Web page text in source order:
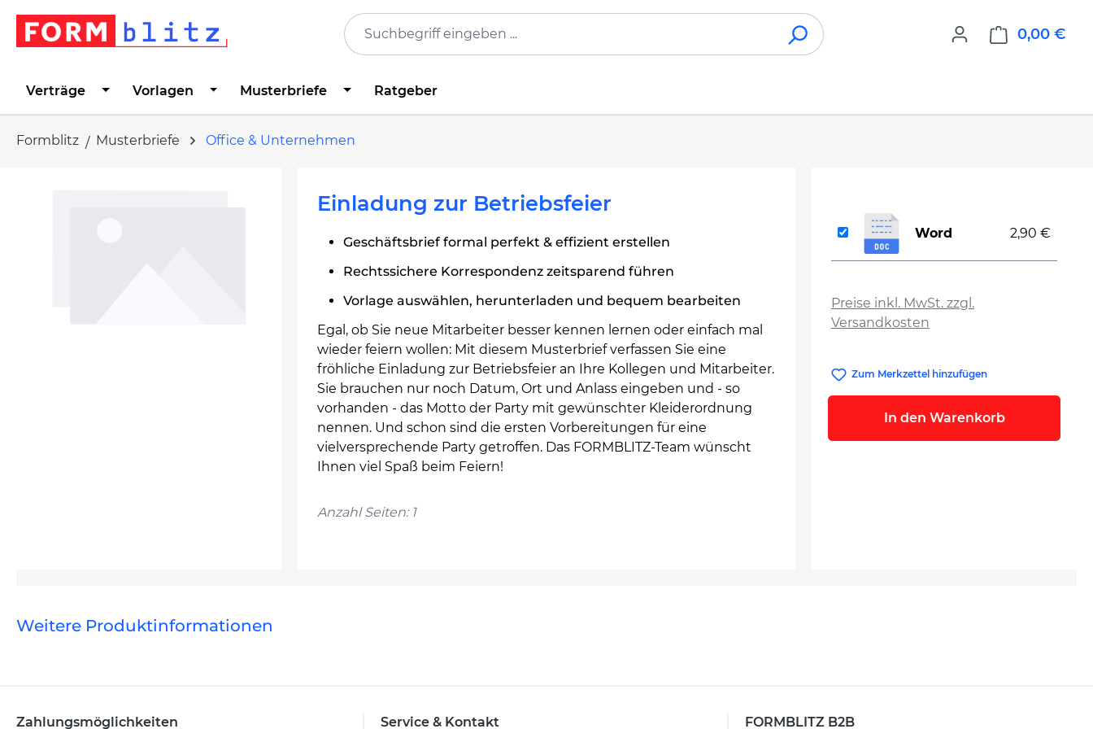
Zur Hauptnavigation springen
0,00 €
Verträge Vorlagen Musterbriefe Ratgeber
Formblitz Musterbriefe Office & Unternehmen
Einladung zur Betriebsfeier
Geschäftsbrief formal perfekt & effizient erstellen
Rechtssichere Korrespondenz zeitsparend führen
Vorlage auswählen, herunterladen und bequem bearbeiten
Egal, ob Sie neue Mitarbeiter besser kennen lernen oder einfach mal
wieder feiern wollen: Mit diesem Musterbrief verfassen Sie eine
fröhliche Einladung zur Betriebsfeier an Ihre Kollegen und Mitarbeiter.
Sie brauchen nur noch Datum, Ort und Anlass eingeben und - so
vorhanden - das Motto der Party mit gewünschter Kleiderordnung
nennen. Und schon sind die ersten Vorbereitungen für eine
vielversprechende Party getroffen. Das FORMBLITZ-Team wünscht
Ihnen viel Spaß beim Feiern!
Anzahl Seiten: 1
Preise inkl. MwSt. zzgl.
Versandkosten
Word 2,90 €
Zum Merkzettel hinzufügen
In den Warenkorb
Weitere Produktinformationen
Zahlungsmöglichkeiten Service & Kontakt FORMBLITZ B2B